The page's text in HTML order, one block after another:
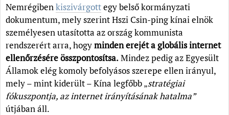
Nemrégibenkiszivárgottegy belső kormányzati
dokumentum, mely szerint Hszi Csin-ping kínai elnök
személyesen utasította az ország kommunista
rendszerért arra, hogyminden erejét a globális internet
ellenőrzésére összpontosítsa.Mindez pedig az Egyesült
Államok elég komoly befolyásos szerepe ellen irányul,
mely – mint kiderült – Kína legfőbb „stratégiai
fókuszpontja, az internet irányításának hatalma”
útjában áll.